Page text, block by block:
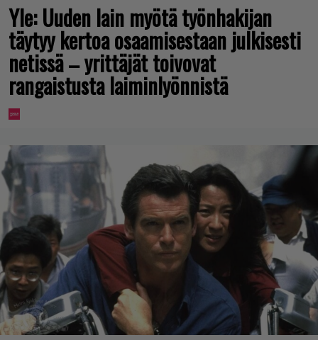
Yle: Uuden lain myötä työnhakijan
täytyy kertoa osaamisestaan julkisesti
netissä – yrittäjät toivovat
rangaistusta laiminlyönnistä